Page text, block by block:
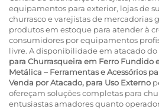
equipamentos para exterior, lojas de
churrasco e varejistas de mercadorias
produtos em estoque para atender à
consumidores por equipamentos
livre. A disponibilidade em atacado do
para Churrasqueira em Ferro Fundido
Metálica – Ferramentas e Acessórios
Venda por Atacado, para Uso Externo
ofereçam soluções completas para
entusiastas amadores quanto